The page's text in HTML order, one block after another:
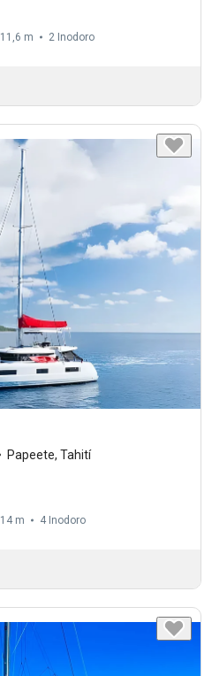
11,6 m 2 Inodoro
Papeete, Tahití
14 m 4 Inodoro